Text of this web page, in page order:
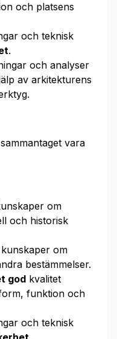
och platsens
och teknisk
.
och analyser
av arkitekturens
vara
om
och historisk
kunskaper om
bestämmelser.
god kvalitet
funktion och
och teknisk